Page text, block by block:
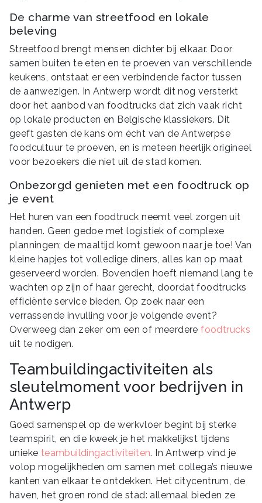
De charme van streetfood en lokale
beleving
Streetfood brengt mensen dichter bij elkaar. Door
samen buiten te eten en te proeven van verschillende
keukens, ontstaat er een verbindende factor tussen
de aanwezigen. In Antwerp wordt dit nog versterkt
door het aanbod van foodtrucks dat zich vaak richt
op lokale producten en Belgische klassiekers. Dit
geeft gasten de kans om écht van de Antwerpse
foodcultuur te proeven, en is meteen heerlijk origineel
voor bezoekers die niet uit de stad komen.
Onbezorgd genieten met een foodtruck op
je event
Het huren van een foodtruck neemt veel zorgen uit
handen. Geen gedoe met logistiek of complexe
planningen; de maaltijd komt gewoon naar je toe! Van
kleine hapjes tot volledige diners, alles kan op maat
geserveerd worden. Bovendien hoeft niemand lang te
wachten op zijn of haar gerecht, doordat foodtrucks
efficiënte service bieden. Op zoek naar een
verrassende invulling voor je volgende event?
Overweeg dan zeker om een of meerderefoodtrucks
uit te nodigen.
Teambuildingactiviteiten als
sleutelmoment voor bedrijven in
Antwerp
Goed samenspel op de werkvloer begint bij sterke
teamspirit, en die kweek je het makkelijkst tijdens
unieke teambuildingactiviteiten. In Antwerp vind je
volop mogelijkheden om samen met collega’s nieuwe
kanten van elkaar te ontdekken. Het citycentrum, de
haven, het groen rond de stad: allemaal bieden ze